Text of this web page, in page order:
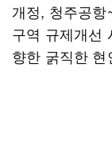
개정, 청주공
구역 규제개선
향한 굵직한